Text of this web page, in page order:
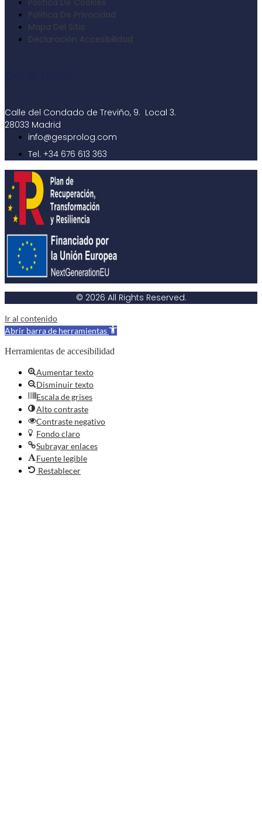
Política De Privacidad
Mapa Del Sitio
Declaración Accesibilidad
Calle del Condado de Treviño, 9. Local 3.
28033 Madrid
info@gesprolog.com
Tel. +34 676 613 363
© 2026 All Rights Reserved.
Ir al contenido
Abrir barra de herramientas
Herramientas de accesibilidad
Aumentar texto
Disminuir texto
Escala de grises
Alto contraste
Contraste negativo
Fondo claro
Subrayar enlaces
Fuente legible
Restablecer